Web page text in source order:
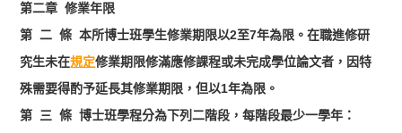
第二章 修業年限
第 二 條 本所博士班學生修業期限以2至7年為限。在職進修研
究生未在規定修業期限修滿應修課程或未完成學位論文者，因特
殊需要得酌予延長其修業期限，但以1年為限。
第 三 條 博士班學程分為下列二階段，每階段最少一學年：